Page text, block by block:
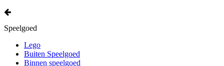
Speelgoed
Lego
Buiten Speelgoed
Binnen speelgoed